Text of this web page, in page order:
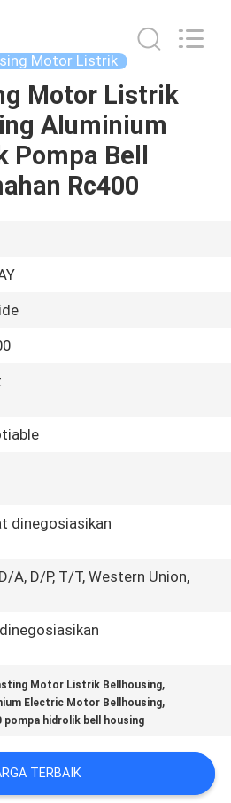
Motor Listrik
Motor Listrik
Aluminium
Pompa Bell
Rc400
dinegosiasikan
A, D/P, T/T, Western Union,
Motor Listrik Bellhousing,
Electric Motor Bellhousing,
pompa hidrolik bell housing
TERBAIK